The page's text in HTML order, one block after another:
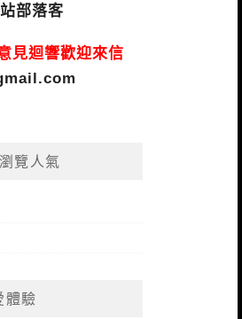
部落客
見迴響歡迎來信
覽人氣
體驗